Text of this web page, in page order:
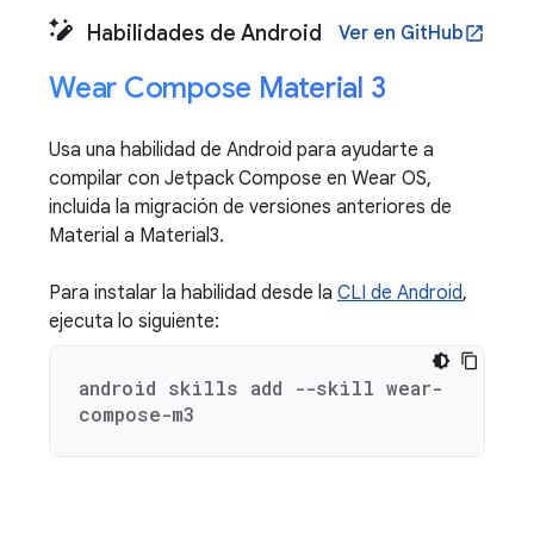
Habilidades de Android Ver en GitHubopen_in_new
Wear Compose Material 3
Usa una habilidad de Android para ayudarte a
compilar con Jetpack Compose en Wear OS,
incluida la migración de versiones anteriores de
Material a Material3.
Para instalar la habilidad desde la CLI de Android,
ejecuta lo siguiente:
android skills add --skill wear-
compose-m3